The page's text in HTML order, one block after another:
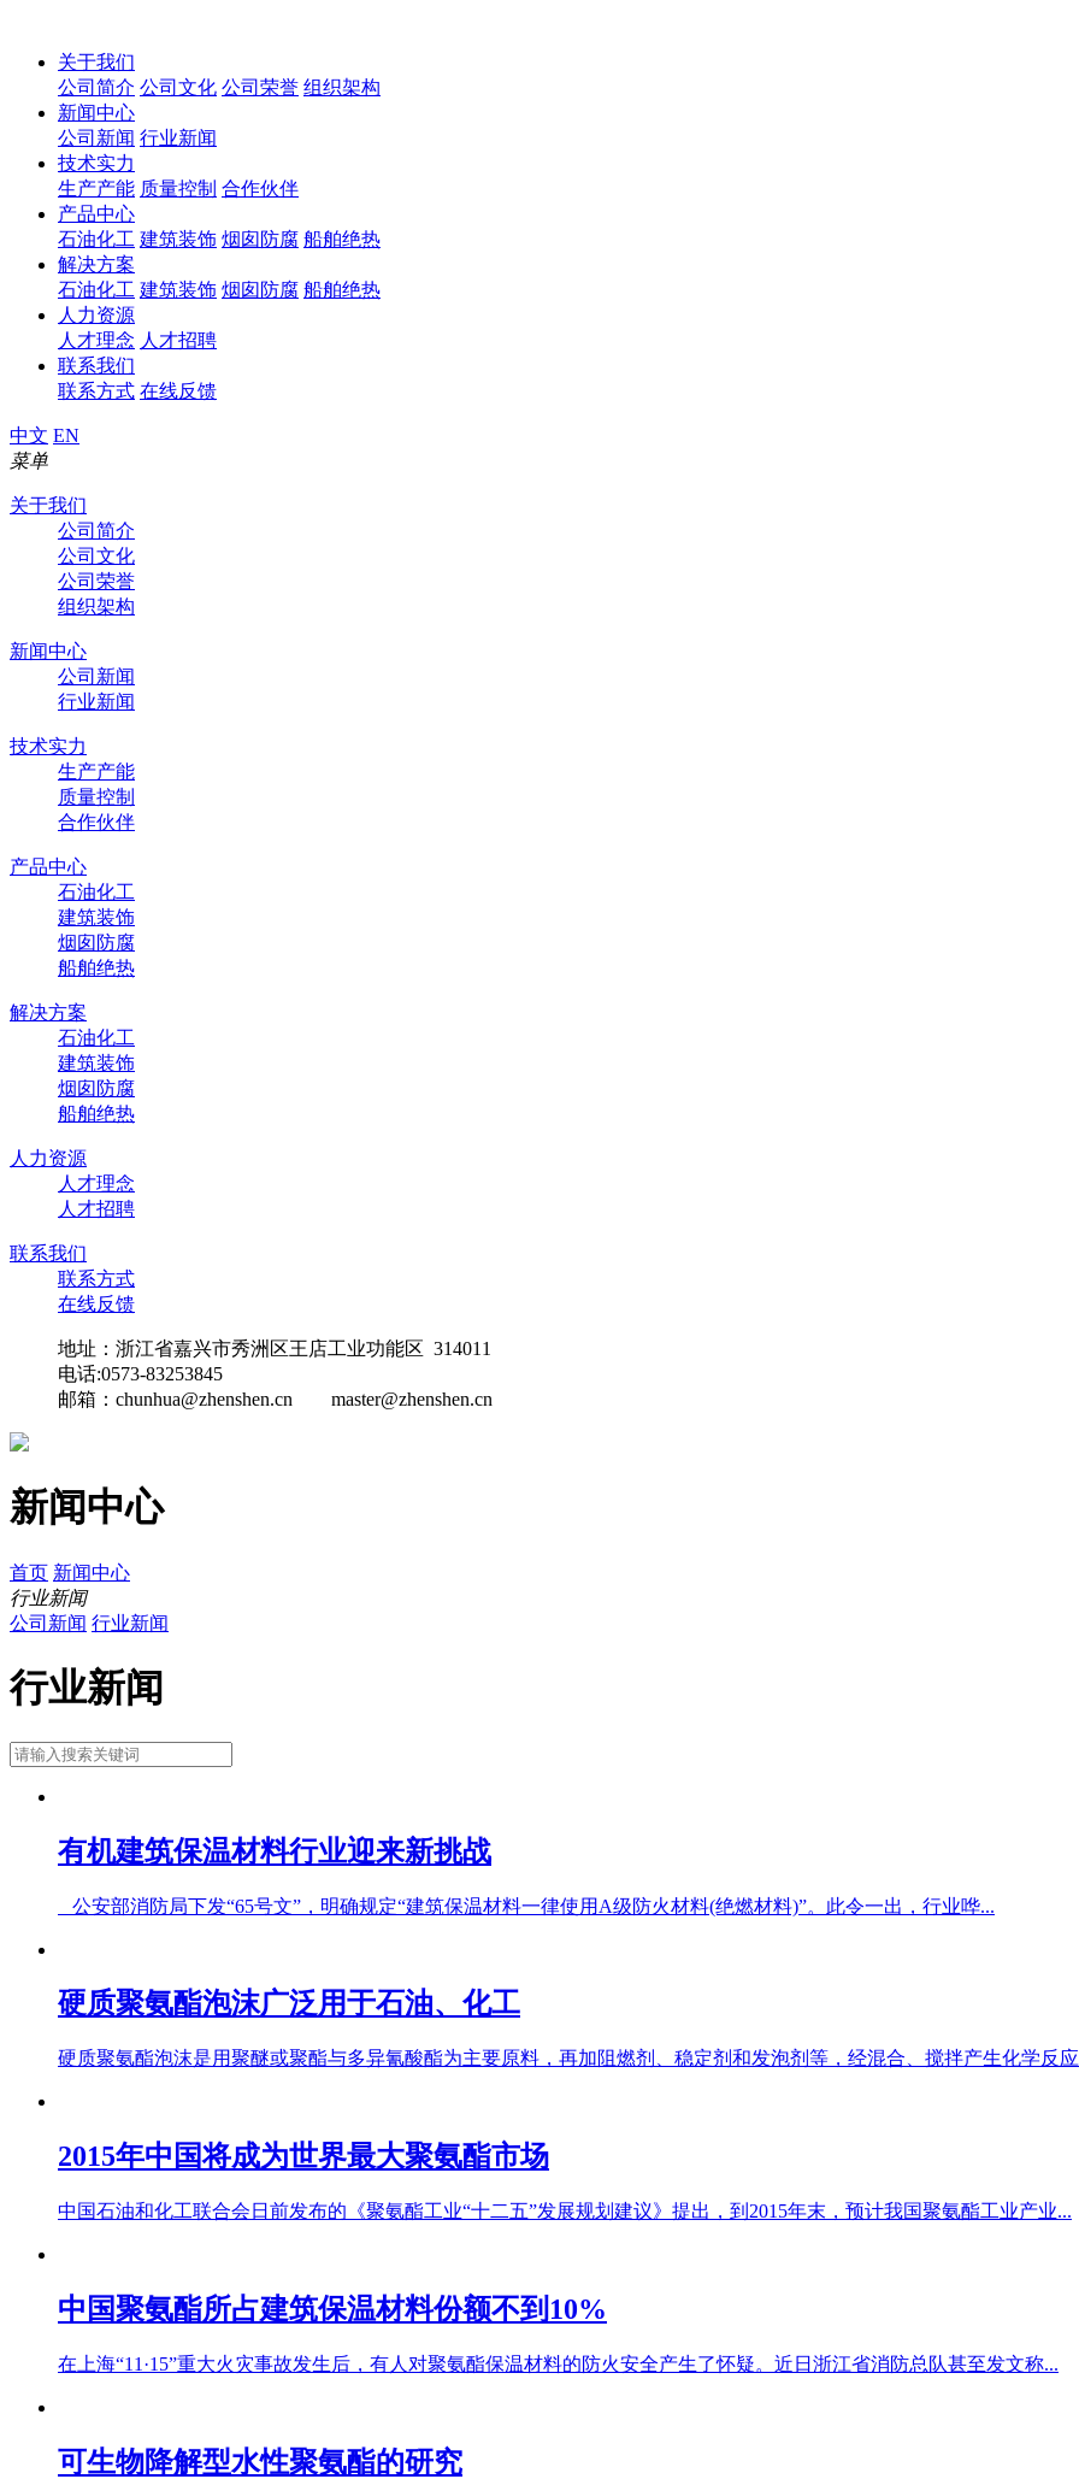
关于我们
公司简介 公司文化 公司荣誉 组织架构
新闻中心
公司新闻 行业新闻
技术实力
生产产能 质量控制 合作伙伴
产品中心
石油化工 建筑装饰 烟囱防腐 船舶绝热
解决方案
石油化工 建筑装饰 烟囱防腐 船舶绝热
人力资源
人才理念 人才招聘
联系我们
联系方式 在线反馈
中文 EN
菜单
关于我们
公司简介
公司文化
公司荣誉
组织架构
新闻中心
公司新闻
行业新闻
技术实力
生产产能
质量控制
合作伙伴
产品中心
石油化工
建筑装饰
烟囱防腐
船舶绝热
解决方案
石油化工
建筑装饰
烟囱防腐
船舶绝热
人力资源
人才理念
人才招聘
联系我们
联系方式
在线反馈
地址：浙江省嘉兴市秀洲区王店工业功能区 314011
电话:0573-83253845
邮箱： chunhua@zhenshen.cn master@zhenshen.cn
新闻中心
首页 新闻中心
行业新闻
公司新闻 行业新闻
行业新闻
有机建筑保温材料行业迎来新挑战
公安部消防局下发“65号文”，明确规定“建筑保温材料一律使用A级防火材料(绝燃材料)”。此令一出，行业哗...
硬质聚氨酯泡沫广泛用于石油、化工
硬质聚氨酯泡沫是用聚醚或聚酯与多异氰酸酯为主要原料，再加阻燃剂、稳定剂和发泡剂等，经混合、搅拌产生化学反
2015年中国将成为世界最大聚氨酯市场
中国石油和化工联合会日前发布的《聚氨酯工业“十二五”发展规划建议》提出，到2015年末，预计我国聚氨酯工业产业...
中国聚氨酯所占建筑保温材料份额不到10%
在上海“11·15”重大火灾事故发生后，有人对聚氨酯保温材料的防火安全产生了怀疑。近日浙江省消防总队甚至发文称...
可生物降解型水性聚氨酯的研究